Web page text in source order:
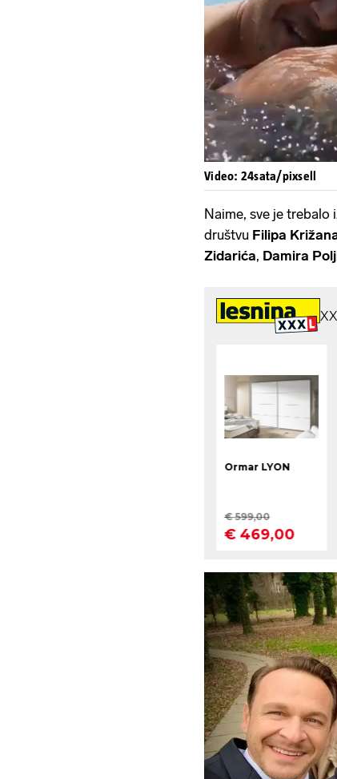
Video: 24sata/pixsell
Naime, sve je trebalo
društvu Filipa
Zidarića, Damira